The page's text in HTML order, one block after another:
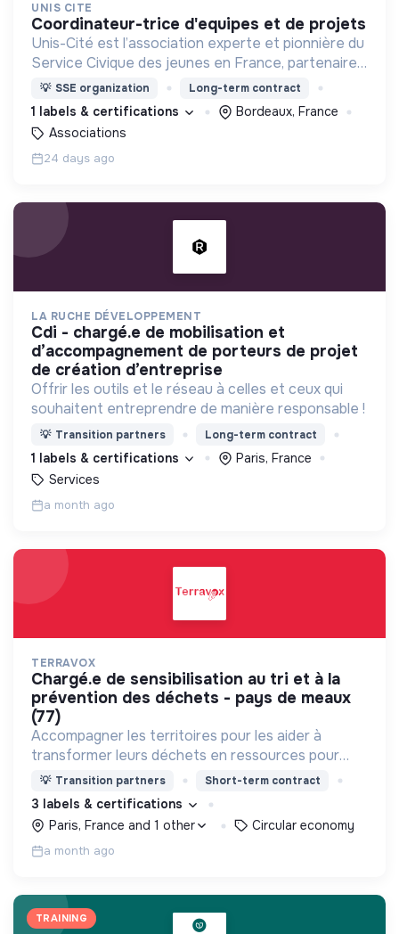
UNIS CITE
coordinateur-trice d'equipes et de projets
Unis-Cité est l’association experte et pionnière du
Service Civique des jeunes en France, partenaire
privilégié de l’Etat et des collectivités dans le
déploiement du Service Civique.
💡 SSE organization Long-term contract
1 labels & certifications
Bordeaux, France
Associations
24 days ago
LA RUCHE DÉVELOPPEMENT
cdi - chargé.e de mobilisation et
d’accompagnement de porteurs de projet
de création d’entreprise
Offrir les outils et le réseau à celles et ceux qui
souhaitent entreprendre de manière responsable !
💡 Transition partners Long-term contract
1 labels & certifications
Paris, France
Services
a month ago
TERRAVOX
chargé.e de sensibilisation au tri et à la
prévention des déchets - pays de meaux
(77)
Accompagner les territoires pour les aider à
transformer leurs déchets en ressources pour
mieux vivre la ville !
💡 Transition partners Short-term contract
3 labels & certifications
Paris, France and 1 other
Circular economy
a month ago
TRAINING